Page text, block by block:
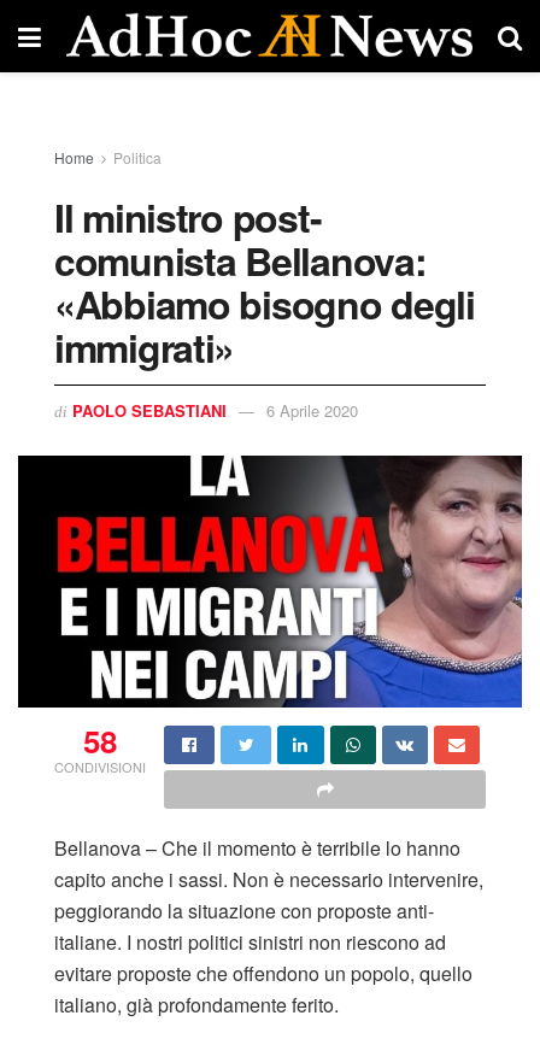
Home Politica
Il ministro post-
comunista Bellanova:
«Abbiamo bisogno degli
immigrati»
di PAOLO SEBASTIANI 6 Aprile 2020
58
CONDIVISIONI
Bellanova – Che il momento è terribile lo hanno
capito anche i sassi. Non è necessario intervenire,
peggiorando la situazione con proposte anti-
italiane. I nostri politici sinistri non riescono ad
evitare proposte che offendono un popolo, quello
italiano, già profondamente ferito.